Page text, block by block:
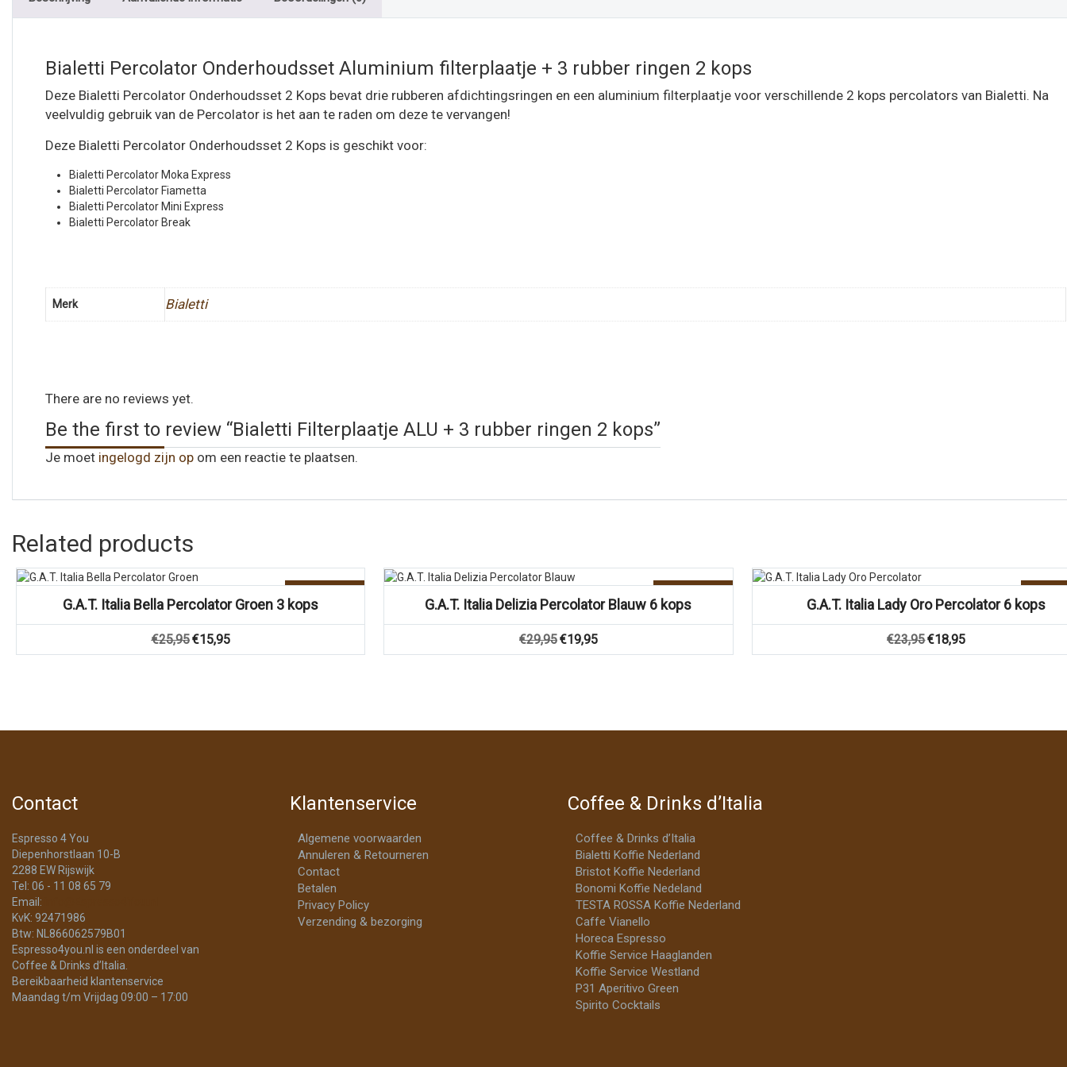
Bialetti Percolator Onderhoudsset Aluminium filterplaatje + 3 rubber ringen 2 kops
Deze Bialetti Percolator Onderhoudsset 2 Kops bevat drie rubberen afdichtingsringen en een aluminium filterplaatje voor verschillende 2 kops percolators van Bialetti. Na
veelvuldig gebruik van de Percolator is het aan te raden om deze te vervangen!
Deze Bialetti Percolator Onderhoudsset 2 Kops is geschikt voor:
Bialetti Percolator Moka Express
Bialetti Percolator Fiametta
Bialetti Percolator Mini Express
Bialetti Percolator Break
Merk Bialetti
There are no reviews yet.
Be the first to review “Bialetti Filterplaatje ALU + 3 rubber ringen 2 kops”
Je moet ingelogd zijn op om een reactie te plaatsen.
Related products
G.A.T. Italia Bella Percolator Groen 3 kops
€25,95 Oorspronkelijke
€15,95Huidige
Vergelijk
G.A.T. Italia Delizia Percolator Blauw 6 kops
€29,95 Oorspronkelijke
€19,95Huidige
Vergelijk
G.A.T. Italia Lady Oro Percolator 6 kops
€23,95Oorspronkelijke
€18,95Huidige
Contact
Espresso 4 You
Diepenhorstlaan 10-B
2288 EW Rijswijk
Tel: 06 - 11 08 65 79
Email:
KvK: 92471986
Btw: NL866062579B01
Espresso4you.nl is een onderdeel van
Coffee & Drinks d’Italia.
Bereikbaarheid klantenservice
Maandag t/m Vrijdag 09:00 – 17:00
Klantenservice
Algemene voorwaarden
Annuleren & Retourneren
Contact
Betalen
Privacy Policy
Verzending & bezorging
Coffee & Drinks d’Italia
Coffee & Drinks d’Italia
Bialetti Koffie Nederland
Bristot Koffie Nederland
Bonomi Koffie Nedeland
TESTA ROSSA Koffie Nederland
Caffe Vianello
Horeca Espresso
Koffie Service Haaglanden
Koffie Service Westland
P31 Aperitivo Green
Spirito Cocktails